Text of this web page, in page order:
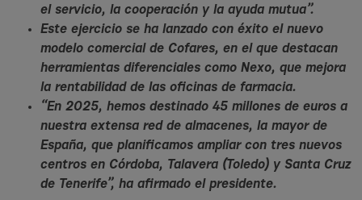
el servicio, la cooperación y la ayuda mutua”.
Este ejercicio se ha lanzado con éxito el nuevo
modelo comercial de Cofares, en el que destacan
herramientas diferenciales como Nexo, que mejora
la rentabilidad de las oficinas de farmacia.
“En 2025, hemos destinado 45 millones de euros a
nuestra extensa red de almacenes, la mayor de
España, que planificamos ampliar con tres nuevos
centros en Córdoba, Talavera (Toledo) y Santa Cruz
de Tenerife”, ha afirmado el presidente.